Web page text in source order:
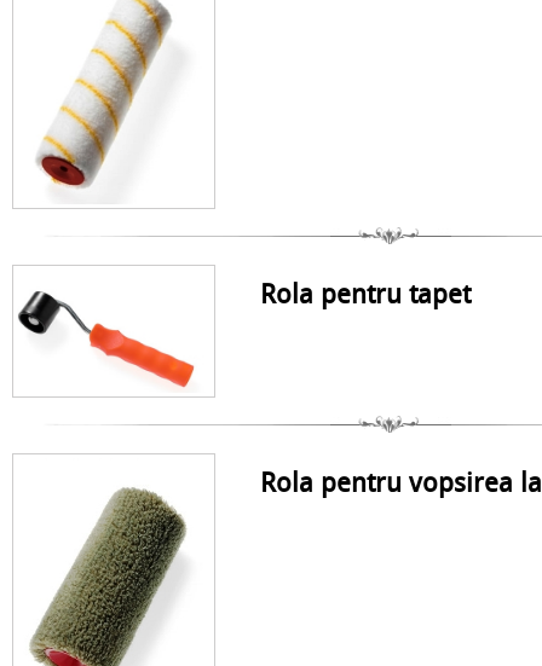
Rola pentru tapet
Rola pentru vopsirea